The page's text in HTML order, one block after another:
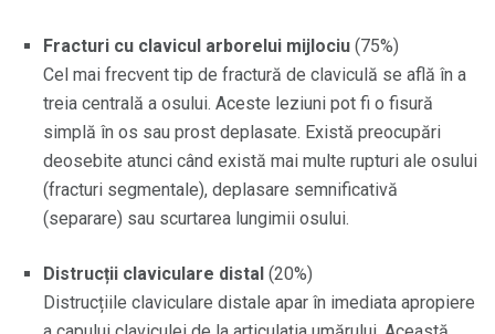
Fracturi cu clavicul arborelui mijlociu (75%)
Cel mai frecvent tip de fractură de claviculă se află în a
treia centrală a osului. Aceste leziuni pot fi o fisură
simplă în os sau prost deplasate. Există preocupări
deosebite atunci când există mai multe rupturi ale osului
(fracturi segmentale), deplasare semnificativă
(separare) sau scurtarea lungimii osului.
Distrucții claviculare distal (20%)
Distrucțiile claviculare distale apar în imediata apropiere